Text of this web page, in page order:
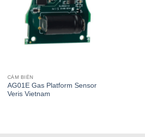
CẢM BIẾN
AG01E Gas Platform Sensor
Veris Vietnam